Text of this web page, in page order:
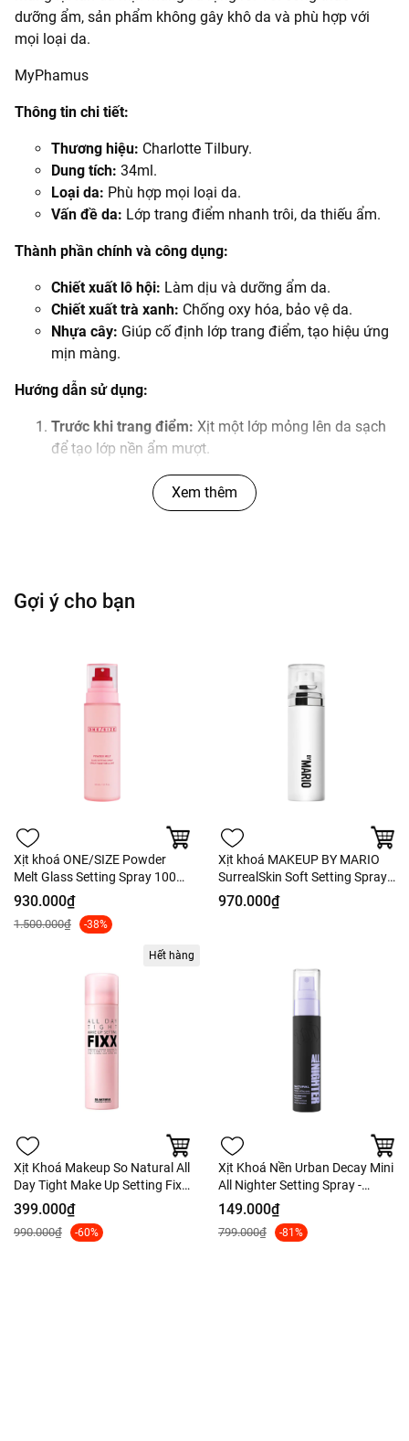
dưỡng ẩm, sản phẩm không gây khô da và phù hợp với
mọi loại da.
MyPhamus
Thông tin chi tiết:
Thương hiệu: Charlotte Tilbury.
Dung tích: 34ml.
Loại da: Phù hợp mọi loại da.
Vấn đề da: Lớp trang điểm nhanh trôi, da thiếu ẩm.
Thành phần chính và công dụng:
Chiết xuất lô hội: Làm dịu và dưỡng ẩm da.
Chiết xuất trà xanh: Chống oxy hóa, bảo vệ da.
Nhựa cây: Giúp cố định lớp trang điểm, tạo hiệu ứng
mịn màng.
Hướng dẫn sử dụng:
Trước khi trang điểm: Xịt một lớp mỏng lên da sạch
để tạo lớp nền ẩm mượt.
Sau khi trang điểm:Giữ chai cách mặt khoảng 20-
25cm, xịt đều khắp mặt để cố định lớp trang điểm.
Tăng cường độ bám màu:Xịt sản phẩm lên cọ trang
Xem thêm
Gợi ý cho bạn
Xịt khoá ONE/SIZE Powder
Melt Glass Setting Spray 100ml
- Fullbox - Hàng US
930.000₫
1.500.000₫ -38%
Xịt khoá MAKEUP BY MARIO
SurrealSkin Soft Setting Spray
100ml - Fullbox - Hàng US
970.000₫
Hết hàng
Xịt Khoá Makeup So Natural All
Day Tight Make Up Setting Fixx
- Tách Set Nobox
399.000₫
990.000₫ -60%
Xịt Khoá Nền Urban Decay Mini
All Nighter Setting Spray -
Fullbox
149.000₫
799.000₫ -81%